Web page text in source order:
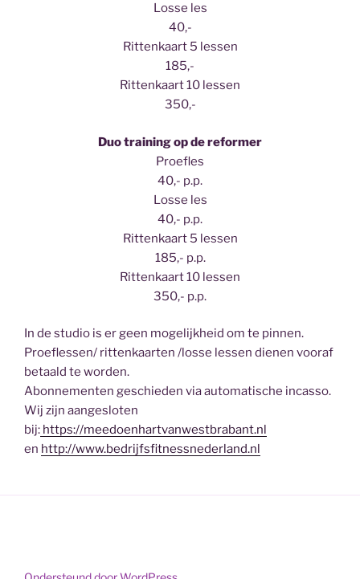
Losse les
40,-
Rittenkaart 5 lessen
185,-
Rittenkaart 10 lessen
350,-
Duo training op de reformer
Proefles
40,- p.p.
Losse les
40,- p.p.
Rittenkaart 5 lessen
185,- p.p.
Rittenkaart 10 lessen
350,- p.p.
In de studio is er geen mogelijkheid om te pinnen.
Proeflessen/ rittenkaarten /losse lessen dienen vooraf
betaald te worden.
Abonnementen geschieden via automatische incasso.
Wij zijn aangesloten
bij: https://meedoenhartvanwestbrabant.nl
en http://www.bedrijfsfitnessnederland.nl